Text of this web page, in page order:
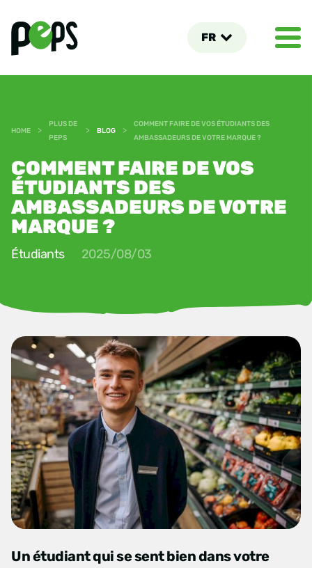
FR
COMMENT FAIRE DE VOS
ÉTUDIANTS DES
AMBASSADEURS DE VOTRE
MARQUE ?
HOME >
PLUS DE
PEPS
> BLOG >
COMMENT FAIRE DE VOS ÉTUDIANTS DES
AMBASSADEURS DE VOTRE MARQUE ?
Étudiants 2025/08/03
Un étudiant qui se sent bien dans votre